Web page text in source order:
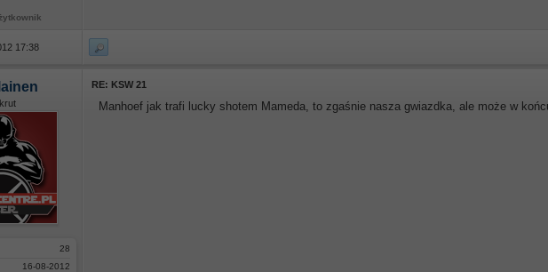
17:38
28
16-08-2012
RE: KSW 21
Manhoef jak trafi lucky shotem Mameda, to zgaśnie nasza gwiazdka, ale może w